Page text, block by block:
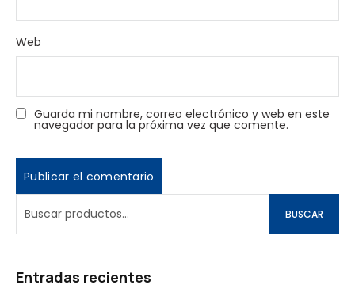
Web
Guarda mi nombre, correo electrónico y web en este
navegador para la próxima vez que comente.
BUSCAR
Entradas recientes